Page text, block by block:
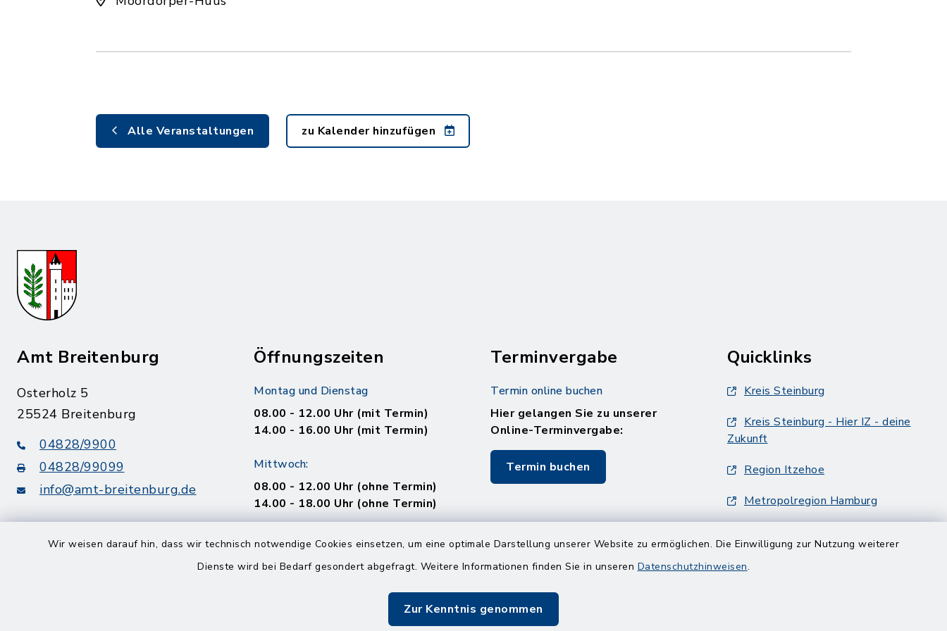
Wir weisen darauf hin, dass wir technisch notwendige Cookies einsetzen, um eine optimale Darstellung unserer Website zu ermöglichen. Die Einwilligung zur Nutzung weiterer
Dienste wird bei Bedarf gesondert abgefragt. Weitere Informationen finden Sie in unseren Datenschutzhinweisen.
Zur Kenntnis genommen
Alle Veranstaltungen zu Kalender hinzufügen
Amt Breitenburg
Osterholz 5
25524 Breitenburg
04828/9900
04828/99099
info@amt-breitenburg.de
Öffnungszeiten
Montag und Dienstag
08.00 - 12.00 Uhr (mit Termin)
14.00 - 16.00 Uhr (mit Termin)
Mittwoch:
08.00 - 12.00 Uhr (ohne Termin)
14.00 - 18.00 Uhr (ohne Termin)
Donnerstag:
geschlossen
08.00 - 12.00 Uhr (mit Termin)
Terminvergabe
Termin online buchen
Hier gelangen Sie zu unserer
Online-Terminvergabe:
Termin buchen
Quicklinks
Kreis Steinburg
Kreis Steinburg - Hier IZ - deine
Zukunft
Region Itzehoe
Metropolregion Hamburg
Breitenburg